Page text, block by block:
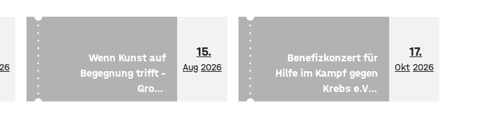
Wenn Kunst auf
Begegnung trifft –
Große
Gruppenausstellung
15.
Aug 2026
Benefizkonzert für
Hilfe im Kampf gegen
Krebs e.V. -
Vierfarben Saxophon
17.
Okt 2026